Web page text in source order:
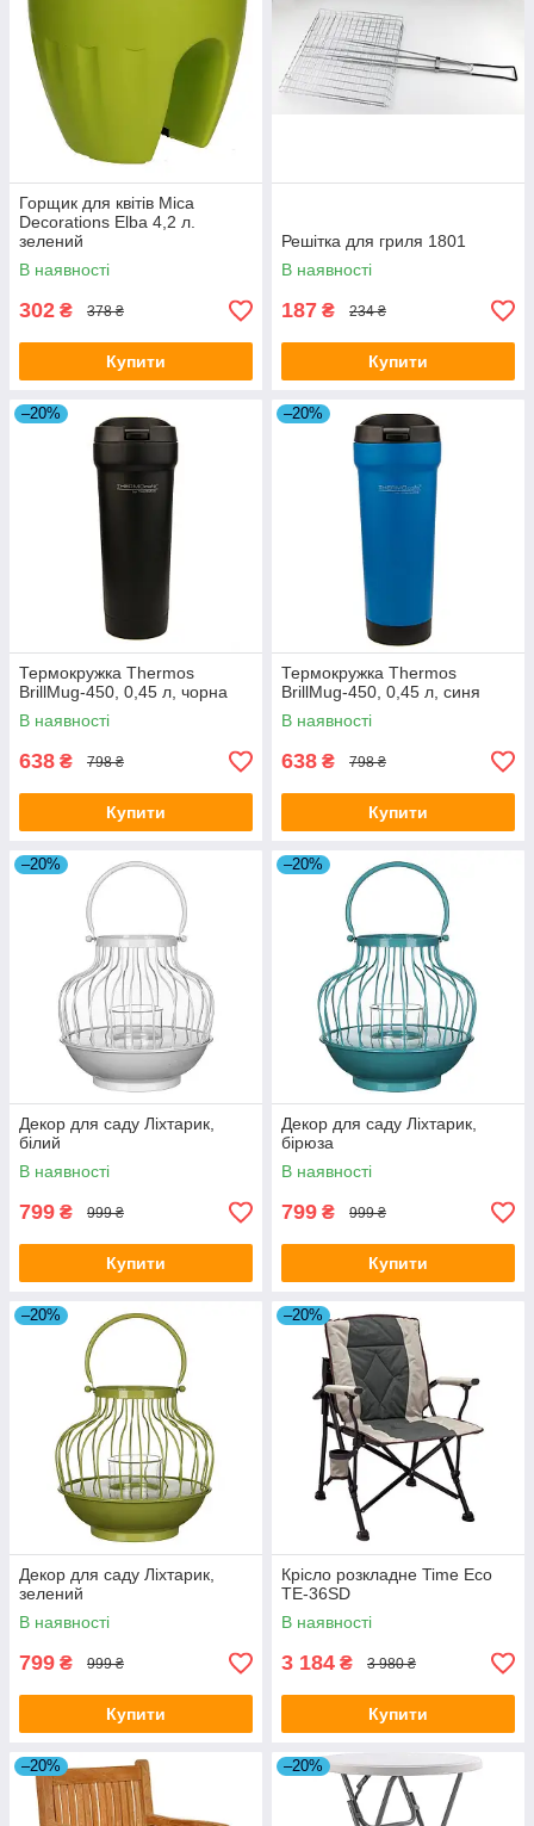
Горщик для квітів Mica
Decorations Elba 4,2 л.
зелений
В наявності
302 ₴ 378 ₴
Купити
Решітка для гриля 1801
В наявності
187 ₴ 234 ₴
Купити
–20%
Термокружка Thermos
BrillMug-450, 0,45 л, чорна
В наявності
638 ₴ 798 ₴
Купити
–20%
Термокружка Thermos
BrillMug-450, 0,45 л, синя
В наявності
638 ₴ 798 ₴
Купити
–20%
Декор для саду Ліхтарик,
білий
В наявності
799 ₴ 999 ₴
Купити
–20%
Декор для саду Ліхтарик,
бірюза
В наявності
799 ₴ 999 ₴
Купити
–20%
Декор для саду Ліхтарик,
зелений
В наявності
799 ₴ 999 ₴
Купити
–20%
Крісло розкладне Time Eco
TE-36SD
В наявності
3 184 ₴ 3 980 ₴
Купити
–20% –20%